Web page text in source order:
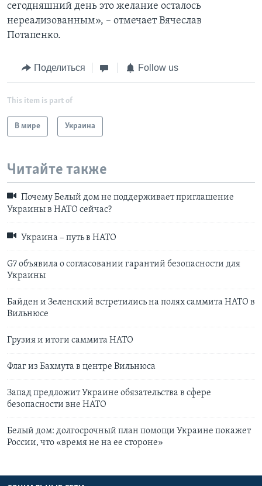
сегодняшний день это желание осталось
нереализованным», – отмечает Вячеслав
Потапенко.
Поделиться Follow us
This item is part of
В мире Украина
Читайте также
Почему Белый дом не поддерживает приглашение
Украины в НАТО сейчас?
Украина – путь в НАТО
G7 объявила о согласовании гарантий безопасности для
Украины
Байден и Зеленский встретились на полях саммита НАТО в
Вильнюсе
Грузия и итоги саммита НАТО
Флаг из Бахмута в центре Вильнюса
Запад предложит Украине обязательства в сфере
безопасности вне НАТО
Белый дом: долгосрочный план помощи Украине покажет
России, что «время не на ее стороне»